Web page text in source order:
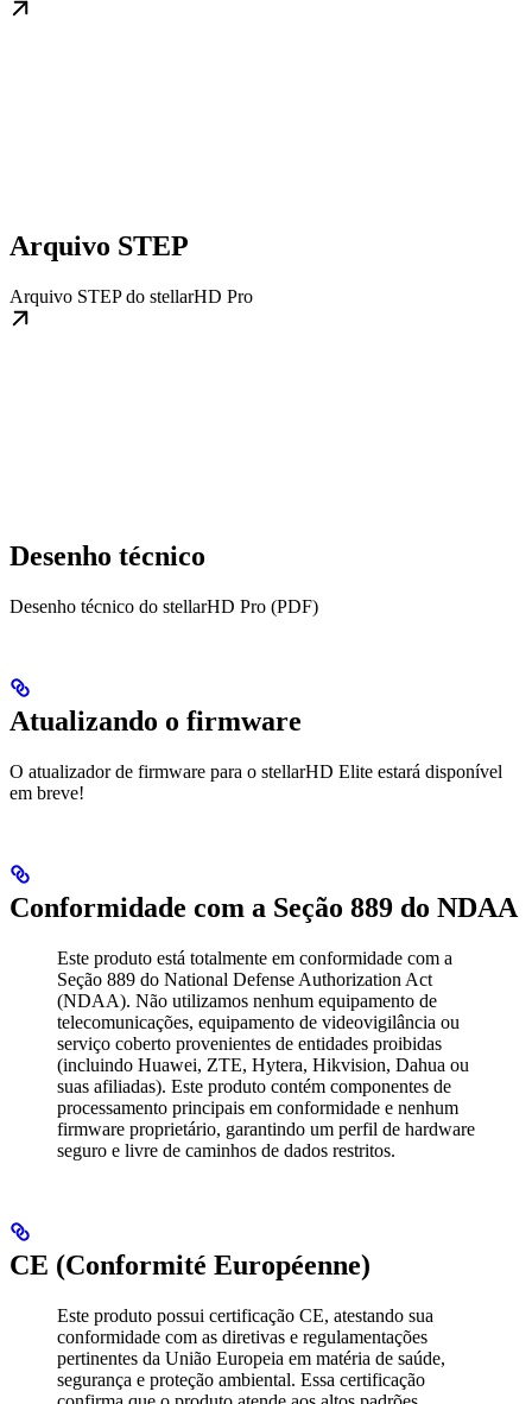
Arquivo STEP
Arquivo STEP do stellarHD Pro
Desenho técnico
Desenho técnico do stellarHD Pro (PDF)
Atualizando o firmware
O atualizador de firmware para o stellarHD Elite estará disponível
em breve!
Conformidade com a Seção 889 do NDAA
Este produto está totalmente em conformidade com a
Seção 889 do National Defense Authorization Act
(NDAA). Não utilizamos nenhum equipamento de
telecomunicações, equipamento de videovigilância ou
serviço coberto provenientes de entidades proibidas
(incluindo Huawei, ZTE, Hytera, Hikvision, Dahua ou
suas afiliadas). Este produto contém componentes de
processamento principais em conformidade e nenhum
firmware proprietário, garantindo um perfil de hardware
seguro e livre de caminhos de dados restritos.
CE (Conformité Européenne)
Este produto possui certificação CE, atestando sua
conformidade com as diretivas e regulamentações
pertinentes da União Europeia em matéria de saúde,
segurança e proteção ambiental. Essa certificação